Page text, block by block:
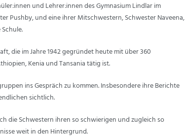
und Lehrer:innen des Gymnasium Lindlar im
Pushby, und eine ihrer Mitschwestern, Schwester Naveena,
die im Jahre 1942 gegründet heute mit über 360
Kenia und Tansania tätig ist.
ins Gespräch zu kommen. Insbesondere ihre Berichte
sichtlich.
die Schwestern ihren so schwierigen und zugleich so
weit in den Hintergrund.